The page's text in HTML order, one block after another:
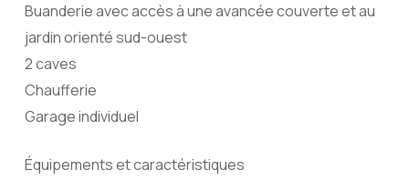
Buanderie avec accès à une avancée couverte et au
jardin orienté sud-ouest
2 caves
Chaufferie
Garage individuel
Équipements et caractéristiques